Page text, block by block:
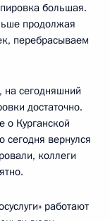
большая.
продолжая
перебрасываем
на сегодняшний
достаточно.
о Курганской
сегодня вернулся
коллеги
работают